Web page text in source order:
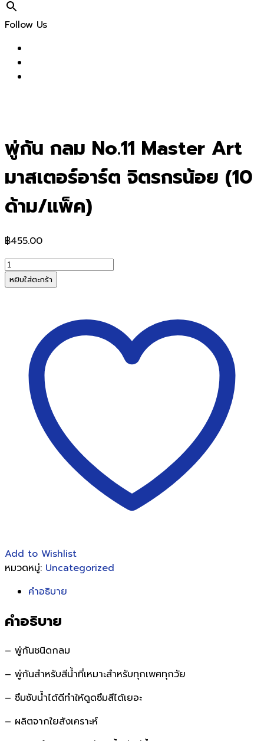
Follow Us
พู่กัน กลม No.11 Master Art
มาสเตอร์อาร์ต จิตรกรน้อย (10
ด้าม/แพ็ค)
฿455.00
จำนวน
พู่กัน
กลม
มาสเตอร์
จิตรกร
หยิบใส่ตะกร้า
Add to Wishlist
หมวดหมู่: Uncategorized
คำอธิบาย
คำอธิบาย
– พู่กันชนิดกลม
– พู่กันสำหรับสีน้ำที่เหมาะสำหรับทุกเพศทุกวัย
– ซึมซับน้ำได้ดีทำให้ดูดซึมสีได้เยอะ
– ผลิตจากใยสังเคราะห์